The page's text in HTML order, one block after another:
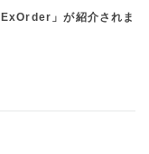
」が紹介されま